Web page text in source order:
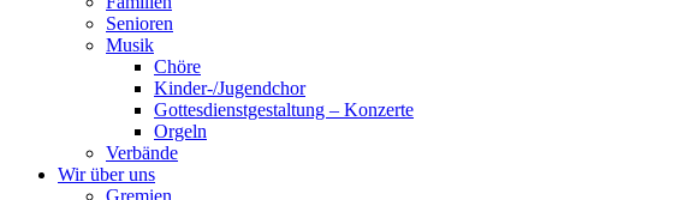
Senioren
Musik
Chöre
Kinder-/Jugendchor
Gottesdienstgestaltung – Konzerte
Orgeln
Verbände
Wir über uns
Gremien